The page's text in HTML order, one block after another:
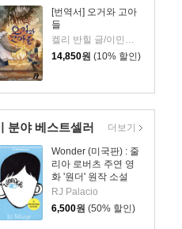
[번역서] 오거와 고아
들
켈리 반힐 글/이민희 역
14,850원 (10% 할인)
분야 베스트셀러
Wonder (미국판) : 줄
리아 로버츠 주연 영
화 '원더' 원작 소설
RJ Palacio
6,500원 (50% 할인)
더보기